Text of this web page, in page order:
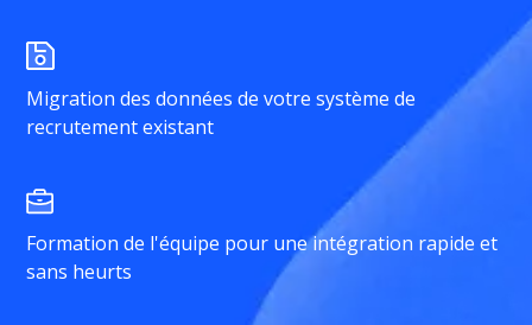
Migration des données de votre système de
recrutement existant
Formation de l'équipe pour une intégration rapide et
sans heurts